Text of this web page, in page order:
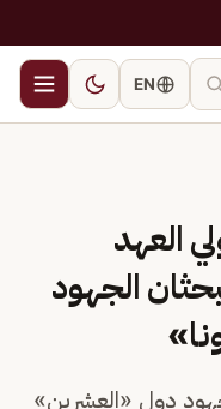
EN
العهد
الجهود
دول «العشرين»